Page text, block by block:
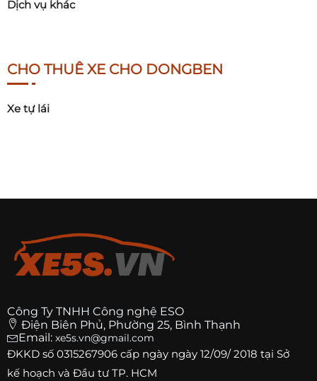
Dịch vụ khác
CHO THUÊ XE CHO DONGBEN
Xe tự lái
Công Ty TNHH Công nghệ ESO
Điện Biên Phủ, Phường 25, Bình Thạnh
Email: xe5s.vn@gmail.com
ĐKKD số 0315267906 cấp ngày ngày 12/09/ 2018 tại Sở
kế hoạch và Đầu tư TP. HCM